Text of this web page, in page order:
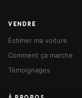
VENDRE
Estimer ma voiture
Comment ça marche
Témoignages